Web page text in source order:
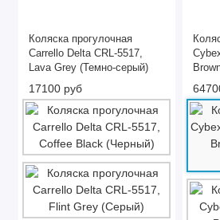
Коляска прогулочная
Carrello Delta CRL-5517,
Lava Grey (Темно-серый)
17100 руб